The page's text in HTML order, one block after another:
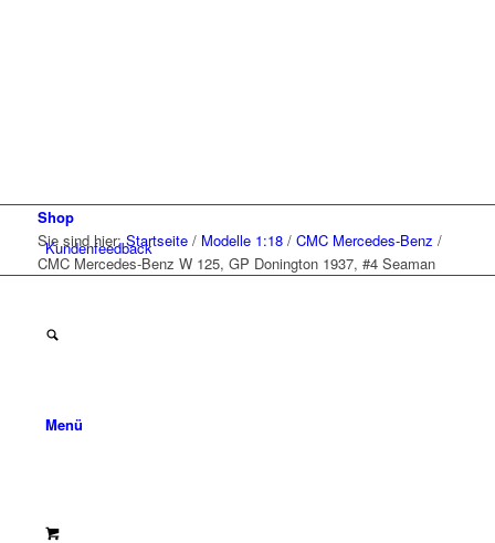
Kundenfeedback
Menü
Shop
Sie sind hier: Startseite / Modelle 1:18 / CMC Mercedes-Benz /
CMC Mercedes-Benz W 125, GP Donington 1937, #4 Seaman